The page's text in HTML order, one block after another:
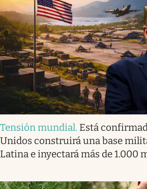
Tensión mundial. Está
Unidos construirá una base
Latina e inyectará más de 1.000